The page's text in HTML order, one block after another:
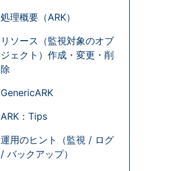
処理概要（ARK）
リソース（監視対象のオブ
ジェクト）作成・変更・削
除
GenericARK
ARK：Tips
運用のヒント（監視 / ログ
/ バックアップ）